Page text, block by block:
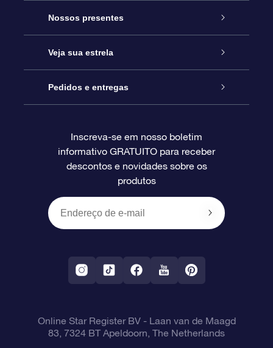
Serviço
Entre em contato conosco
Blog
Avaliações
Nossos presentes
Presente estrelar on-line
Pacote de presente da OSR
O cartão de presente da OSR
Presentes corporativos
Veja sua estrela
Star Register
Página estelar personalizada
Um Milhão de Estrelas
OSR Starsaver
Aplicativo RV Fly me to the stars
Pedidos e entregas
Informações de pagamento
Política de devolução
Constelações
Inscreva-se em nosso boletim
informativo GRATUITO para receber
descontos e novidades sobre os
produtos
Online Star Register BV- Laan van de Maagd
83, 7324 BT Apeldoorn, The Netherlands